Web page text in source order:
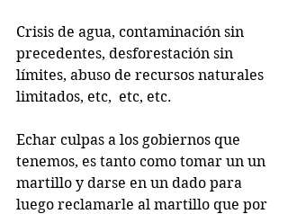
Crisis de agua, contaminación sin
precedentes, desforestación sin
límites, abuso de recursos naturales
limitados, etc,  etc, etc.
Echar culpas a los gobiernos que
tenemos, es tanto como tomar un un
martillo y darse en un dado para
luego reclamarle al martillo que por